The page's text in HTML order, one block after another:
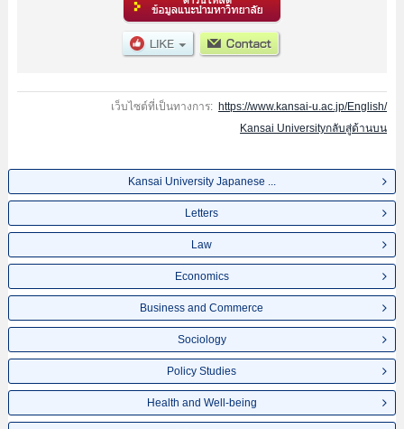
EngineeringหรือคณะChemistry, Materials and Bioengineering ไว้ เป็นต้นไว้
สำหรับผู้ที่ต้องการค้นหาข้อมูลการศึกษาต่อเกี่ยวกับKansai University กรุณาใช้
เว็บไซต์นี้เพื่อการค้นหาข้อมูลตามอัธยาศัย นอกจากนั้นยังมีข้อมูลของสถาบันการ
ศึกษาระดับมหาวิทยาลัย,บัณฑิตวิทยาลัย,วิทยาลัยระดับอนุปริญญา,วิทยาลัย
เว็บไซต์ที่เป็นทางการ: https://www.kansai-u.ac.jp/English/
Kansai Universityกลับสู่ด้านบน
Kansai University Japanese ...
Letters
Law
Economics
Business and Commerce
Sociology
Policy Studies
Health and Well-being